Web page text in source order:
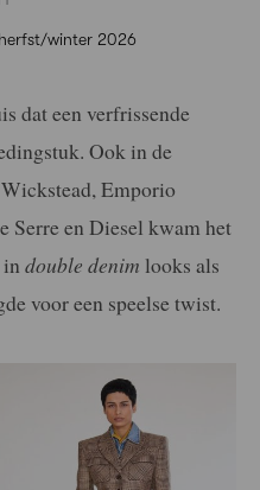
winter 2026
dat een verfrissende
Ook in de
Emporio
Serre en Diesel kwam het
double denim looks als
voor een speelse twist.